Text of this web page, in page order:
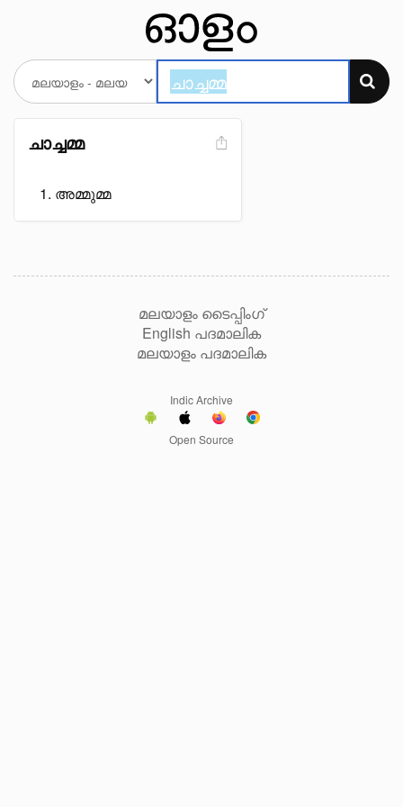
ചാച്ചമ്മ
അമ്മുമ്മ
മലയാളം ടൈപ്പിംഗ്
English പദമാലിക
മലയാളം പദമാലിക
Indic Archive
Open Source